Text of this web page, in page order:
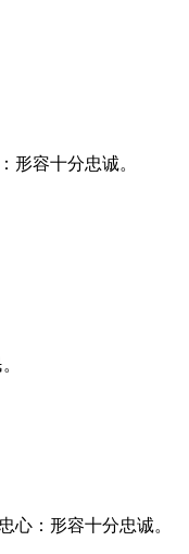
形容十分忠诚。
心：形容十分忠诚。